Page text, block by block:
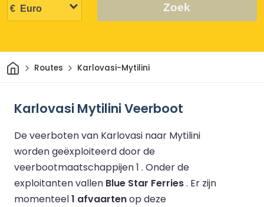
Zoek
ThuisRoutes Karlovasi-Mytilini
Karlovasi Mytilini Veerboot
De veerboten van Karlovasi naar Mytilini
worden geëxploiteerd door de
veerbootmaatschappijen 1 . Onder de
exploitanten vallen Blue Star Ferries. Er zijn
momenteel1 afvaartenop deze